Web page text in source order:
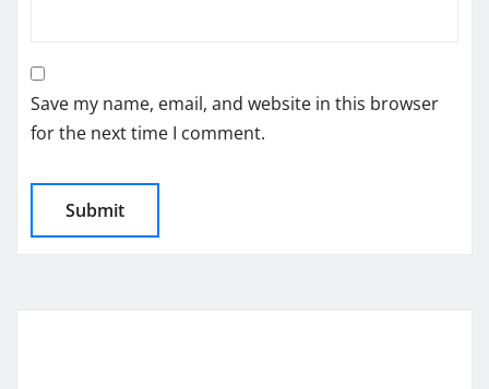
Save my name, email, and website in this browser
for the next time I comment.